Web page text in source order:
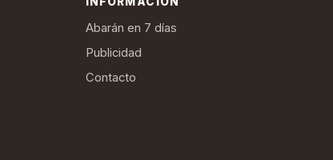
Abarán en 7 días
Publicidad
Contacto